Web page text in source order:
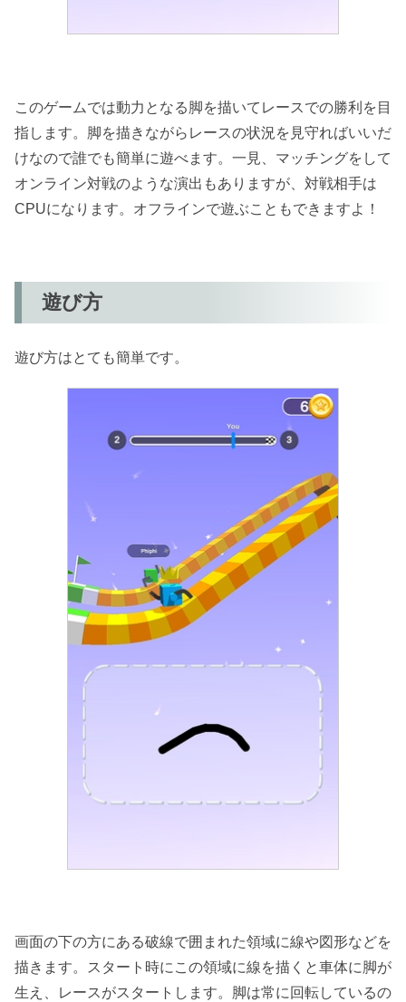
このゲームでは動力となる脚を描いてレースでの勝利を目
指します。脚を描きながらレースの状況を見守ればいいだ
けなので誰でも簡単に遊べます。一見、マッチングをして
オンライン対戦のような演出もありますが、対戦相手は
CPUになります。オフラインで遊ぶこともできますよ！
遊び方
遊び方はとても簡単です。
画面の下の方にある破線で囲まれた領域に線や図形などを
描きます。スタート時にこの領域に線を描くと車体に脚が
生え、レースがスタートします。脚は常に回転しているの